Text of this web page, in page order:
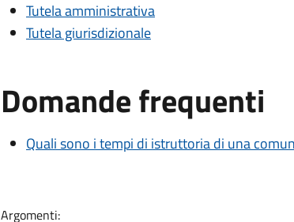
Tutela amministrativa
Tutela giurisdizionale
Domande frequenti
Quali sono i tempi di istruttoria di una
Argomenti: